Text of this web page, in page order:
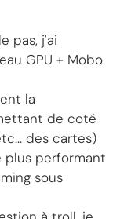
pas, j'ai
GPU + Mobo
la
de coté
des cartes)
plus performant
sous